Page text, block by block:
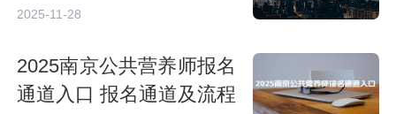
容调整
2025-11-28
2025南京公共营养师报名
通道入口 报名通道及流程